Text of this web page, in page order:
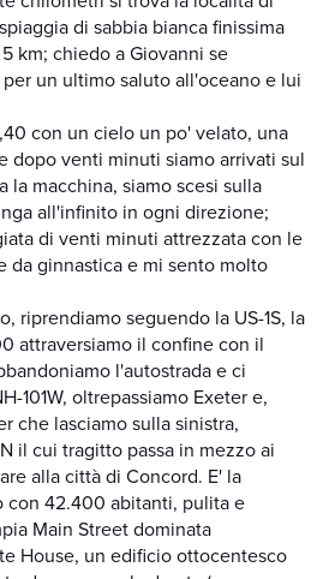
di sabbia bianca finissima
km; chiedo a Giovanni se
un ultimo saluto all'oceano e lui
con un cielo un po' velato, una
dopo venti minuti siamo arrivati sul
la macchina, siamo scesi sulla
all'infinito in ogni direzione;
di venti minuti attrezzata con le
da ginnastica e mi sento molto
riprendiamo seguendo la US-1S, la
attraversiamo il confine con il
l'autostrada e ci
101W, oltrepassiamo Exeter e,
che lasciamo sulla sinistra,
il cui tragitto passa in mezzo ai
alla città di Concord. E' la
con 42.400 abitanti, pulita e
Main Street dominata
House, un edificio ottocentesco